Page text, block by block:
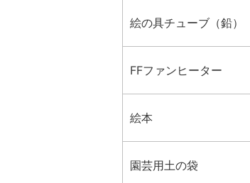
絵の具チューブ（鉛）
FFファンヒーター
絵本
園芸用土の袋